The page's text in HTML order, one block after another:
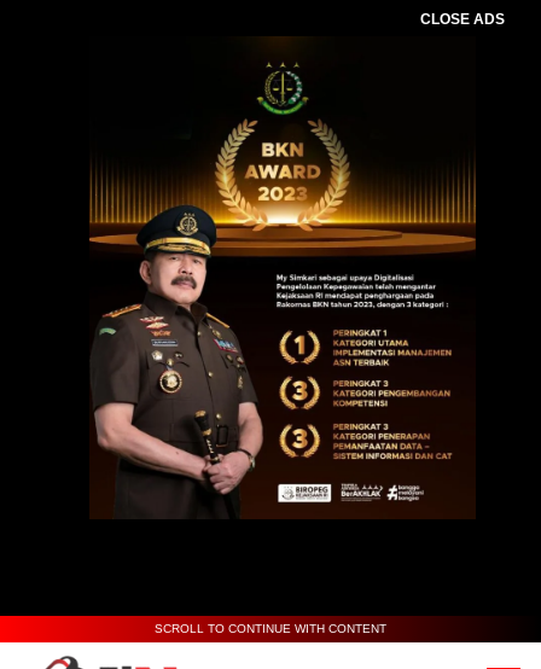
CLOSE ADS
SCROLL TO CONTINUE WITH CONTENT